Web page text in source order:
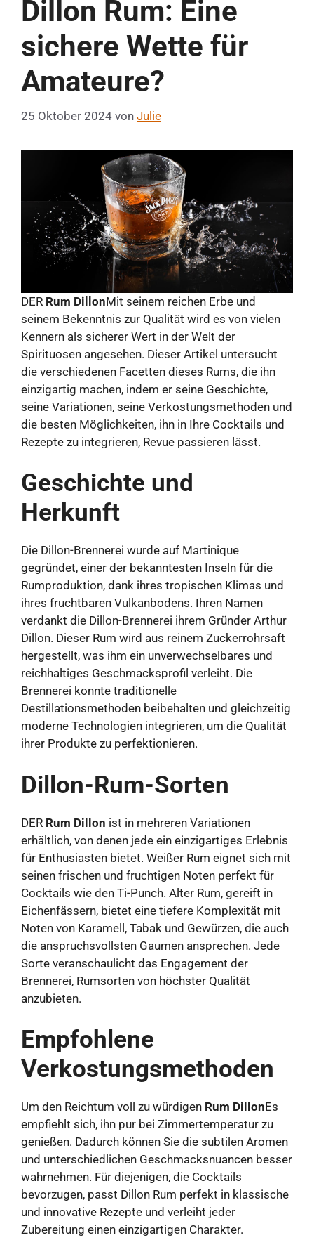
Dillon Rum: Eine
sichere Wette für
Amateure?
25 Oktober 2024 von Julie
DER Rum DillonMit seinem reichen Erbe und
seinem Bekenntnis zur Qualität wird es von vielen
Kennern als sicherer Wert in der Welt der
Spirituosen angesehen. Dieser Artikel untersucht
die verschiedenen Facetten dieses Rums, die ihn
einzigartig machen, indem er seine Geschichte,
seine Variationen, seine Verkostungsmethoden und
die besten Möglichkeiten, ihn in Ihre Cocktails und
Rezepte zu integrieren, Revue passieren lässt.
Geschichte und
Herkunft
Die Dillon-Brennerei wurde auf Martinique
gegründet, einer der bekanntesten Inseln für die
Rumproduktion, dank ihres tropischen Klimas und
ihres fruchtbaren Vulkanbodens. Ihren Namen
verdankt die Dillon-Brennerei ihrem Gründer Arthur
Dillon. Dieser Rum wird aus reinem Zuckerrohrsaft
hergestellt, was ihm ein unverwechselbares und
reichhaltiges Geschmacksprofil verleiht. Die
Brennerei konnte traditionelle
Destillationsmethoden beibehalten und gleichzeitig
moderne Technologien integrieren, um die Qualität
ihrer Produkte zu perfektionieren.
Dillon-Rum-Sorten
DER Rum Dillon ist in mehreren Variationen
erhältlich, von denen jede ein einzigartiges Erlebnis
für Enthusiasten bietet. Weißer Rum eignet sich mit
seinen frischen und fruchtigen Noten perfekt für
Cocktails wie den Ti-Punch. Alter Rum, gereift in
Eichenfässern, bietet eine tiefere Komplexität mit
Noten von Karamell, Tabak und Gewürzen, die auch
die anspruchsvollsten Gaumen ansprechen. Jede
Sorte veranschaulicht das Engagement der
Brennerei, Rumsorten von höchster Qualität
anzubieten.
Empfohlene
Verkostungsmethoden
Um den Reichtum voll zu würdigen Rum DillonEs
empfiehlt sich, ihn pur bei Zimmertemperatur zu
genießen. Dadurch können Sie die subtilen Aromen
und unterschiedlichen Geschmacksnuancen besser
wahrnehmen. Für diejenigen, die Cocktails
bevorzugen, passt Dillon Rum perfekt in klassische
und innovative Rezepte und verleiht jeder
Zubereitung einen einzigartigen Charakter.